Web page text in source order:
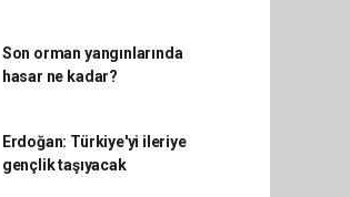
Son orman yangınlarında
hasar ne kadar?
Erdoğan: Türkiye'yi ileriye
gençlik taşıyacak